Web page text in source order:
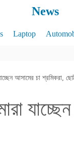
News
Laptop
আসামের চা শ্রমিকরা,